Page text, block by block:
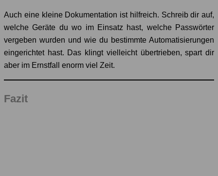
Auch eine kleine Dokumentation ist hilfreich. Schreib dir auf,
welche Geräte du wo im Einsatz hast, welche Passwörter
vergeben wurden und wie du bestimmte Automatisierungen
eingerichtet hast. Das klingt vielleicht übertrieben, spart dir
aber im Ernstfall enorm viel Zeit.
Fazit